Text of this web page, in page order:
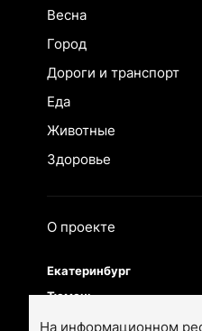
Весна
Город
Дороги и транспорт
Еда
Животные
Здоровье
О проекте
Екатеринбург
Тюмень
На информационном